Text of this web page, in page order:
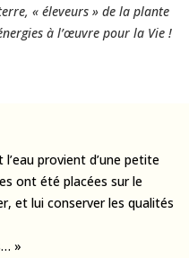
« éleveurs » de la plante
à l’œuvre pour la Vie !
provient d’une petite
ont été placées sur le
et lui conserver les qualités
»